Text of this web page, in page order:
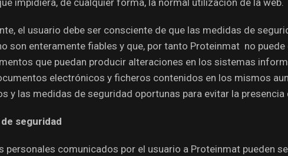
el usuario debe ser consciente de que las medidas de
son enteramente fiables y que, por tanto Proteinmat no
que puedan producir alteraciones en los sistemas
electrónicos y ficheros contenidos en los mismos
y las medidas de seguridad oportunas para evitar la
seguridad
personales comunicados por el usuario a Proteinmat pueden